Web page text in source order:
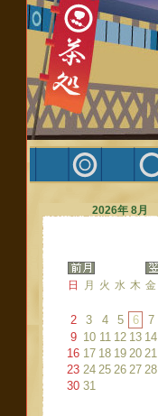
2026年 8月
日 月 火 水 木 金
2
3 4 5 6 7
9 10 11 12 13 14
16 17 18 19 20 21
23 24 25 26 27 28
30 31